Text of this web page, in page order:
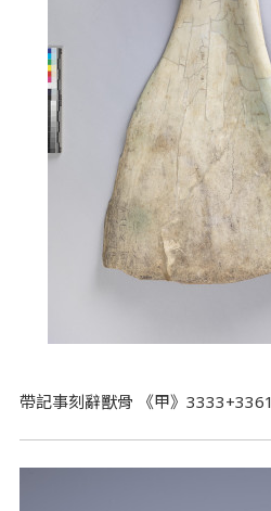
帶記事刻辭獸骨 《甲》3333+3361